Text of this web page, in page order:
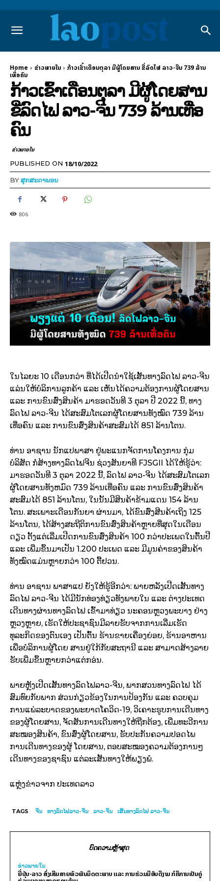
Home ຂ່າວພາຍ​ໃນ
ກ້າວເຂົ້າເດືອນຕຸລາ ມີຜູ້ໂດຍສານ ຂີ່ລົດໄຟ ລາວ-ຈີນ 739 ລ້ານ
ເທື່ອຄົນ
ກ້າວເຂົ້າເດືອນຕຸລາ ມີຜູ້ໂດຍສານ
ຂີ່ລົດໄຟ ລາວ-ຈີນ 739 ລ້ານເທື່ອ
ຄົນ
ຂ່າວພາຍ​ໃນ
PUBLISHED ON 18/10/2022
BYສຸກສະດາພອນ
806
ໃນໄລຍະ 10 ເດືອນກວ່າ ທີ່ໄດ້ເປີດນໍາໃຊ້ເສັ້ນທາງລົດໄຟ ລາວ-ຈີນ
ແລ່ນໃຫ້ບໍລິການລູກຄ້າ ແລະ ເຫັນໄດ້ຄວາມຕ້ອງການຜູ້ໂດຍສານ
ແລະ ການຂົນສົ່ງສິນຄ້າ ມາຮອດວັນທີ 3 ຕຸລາ ປີ 2022 ນີ້, ທາງ
ລົດໄຟ ລາວ-ຈີນ ໄດ້ສະສົມໂຕເລກຜູ້ໂດຍສານທັງໝົດ 739 ລ້ານ
ເທື່ອຄົນ ແລະ ການຂົນສົ່ງສິນຄ້າສະສົມໄດ້ 851 ລ້ານໂຕນ.
ທ່ານ ອາຊານ ນັກແປພາສາ ຢູ່ພະແນກຈັດການໂຄງການ ກຸ່ມ
ບໍລິສັດ ກໍ່ສ້າງທາງລົດໄຟຈີນ ຊ່ວງສັນຍາທີ FJSGII ໄດ້ໃຫ້ຮູ້ວ່າ:
ມາຮອດວັນທີ 3 ຕຸລາ 2022 ນີ້, ລົດໄຟ ລາວ-ຈີນ ໄດ້ສະສົມໂຕເລກ
ຜູ້ໂດຍສານທັງຫມົດ 739 ລ້ານເທື່ອຄົນ ແລະ ການຂົນສົ່ງສິນຄ້າ
ສະສົມໄດ້ 851 ລ້ານໂຕນ, ໃນນັ້ນມີສິນຄ້າຂ້າມແດນ 154 ລ້ານ
ໂຕນ. ສະເພາະເດືອນກັນຍາ ຜ່ານມາ, ໄດ້ຂົນສົ່ງສີນຄ້າເຖິງ 125
ລ້ານໂຕນ, ໄດ້ສ້າງສະຖີຕິການຂົນສົ່ງສິນຄ້າຫຼາຍທີ່ສຸດໃນເດືອນ
ດຽວ ຕັ້ງແຕ່ເລີ່ມເປີດການຂົນສົ່ງສິນຄ້າ 100 ກວ່າປະເພດໃນຕົ້ນປີ
ແລະ ເພີ່ມຂຶ້ນມາເປັນ 1.200 ປະເພດ ແລະ ມີມູນຄ່າຂອງສິນຄ້າ
ທັງໝົດແມ່ນຫຼາຍກວ່າ 100 ຕື້ຢວນ.
ທ່ານ ອາຊານ ພາສາແປ ຍັງໃຫ້ຮູ້ອີກວ່າ: ພາຍຫລັງເປີດເສັ້ນທາງ
ລົດໄຟ ລາວ-ຈີນ ໄດ້ມີນັກທ່ອງທ່ຽວທັງພາຍໃນ ແລະ ຕ່າງປະເທດ
ເດີນທາງຜ່ານທາງລົດໄຟ ເຂົ້າມາທ່ຽວ ນະຄອນຫຼວງພະບາງ ຢ່າງ
ຫຼວງຫຼາຍ, ເຮັດໃຫ້ປະຊາຊົນມີລາຍຮັບຈາກການເລີ່ມເຮັດ
ທຸລະກິດຂອງຕົນເອງ ເປັນຕົ້ນ ຮ້ານຂາຍເຄື່ອງຍ່ອຍ, ຮ້ານອາຫານ
ເພື່ອບໍລິການຜູ້ໂດຍ ສານຢູ່ໃກ້ກັບສະຖານີ ແລະ ສາມາດສ້າງລາຍ
ຮັບເພີ່ມຂຶ້ນຫຼາຍກວ່າແຕ່ກອ່ນ.
ພາຍຫຼັງເປີດເສັ້ນທາງລົດໄຟລາວ-ຈີນ, ພາກສວນທາງລົດໄຟ ໄດ້
ສົມທົບກັບພາກ ສ່ວນກ່ຽວຂ້ອງໃນການປ້ອງກັນ ແລະ ຄວບຄຸມ
ການແພ່ລະບາດຂອງພະຍາດໂຄວິດ-19, ວິເຄາະຮູບການເດີນທາງ
ຂອງຜູ້ໂດຍສານ, ຈັດສັນການເດີນທາງໃຫ້ຖືກຕ້ອງ, ເພີ່ມທະວີການ
ສະໝອງສິນຄ້າ, ຂົນສົ່ງຜູ້ໂດຍສານ, ຮັບປະກັນຄວາມປອດໄພ
ການເດີນທາງຂອງຜູ້ ໂດຍສານ, ຕອບສະໝອງຄວາມຕ້ອງການໆ
ເດີນທາງຂອງຊາຊົນ ແຕ່ລະເສັ້ນທາງໃຫ້ພຽງພໍ.
ແຫຼ່ງຂ່າວຈາກ ປະເທດລາວ
TAGS ຈີນ ທາງລົດໄຟລາວ-ຈີນ ລາວ-ຈີນ ເສັ້ນທາງລົດໄຟ ລາວ-ຈີນ
ບົດຄວາມຫຼ້າສຸດ
ຂ່າວພາຍ​ໃນ
ຍີ່ປຸ່ນ-ລາວ ສົ່ງເສີມສາຍພົວພັນມິດຕະພາບ ແລະ ການຮ່ວມມືອັນດີງາມ ກໍຄືການເປັນຄູ່